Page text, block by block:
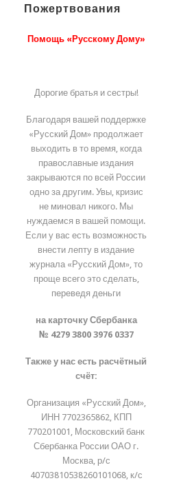
Пожертвования
Помощь «Русскому Дому»
Дорогие братья и сестры!
Благодаря вашей поддержке
«Русский Дом» продолжает
выходить в то время, когда
православные издания
закрываются по всей России
одно за другим. Увы, кризис
не миновал никого. Мы
нуждаемся в вашей помощи.
Если у вас есть возможность
внести лепту в издание
журнала «Русский Дом», то
проще всего это сделать,
переведя деньги
на карточку Сбербанка
№ 4279 3800 3976 0337
Также у нас есть расчётный
счёт:
Организация «Русский Дом»,
ИНН 7702365862, КПП
770201001, Московский банк
Сбербанка России ОАО г.
Москва, р/с
40703810538260101068, к/с